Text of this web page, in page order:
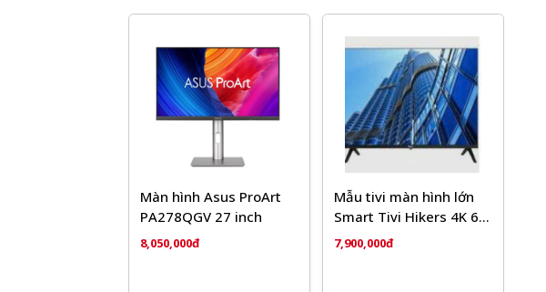
Kích thước: 666*105*428mm
Cân nặng: 6.1kg. Cả thùng 7kg
Màn hình Asus ProArt
PA278QGV 27 inch
8,050,000đ
Mẫu tivi màn hình lớn
Smart Tivi Hikers 4K 65
Inch HK65A500UA
7,900,000đ